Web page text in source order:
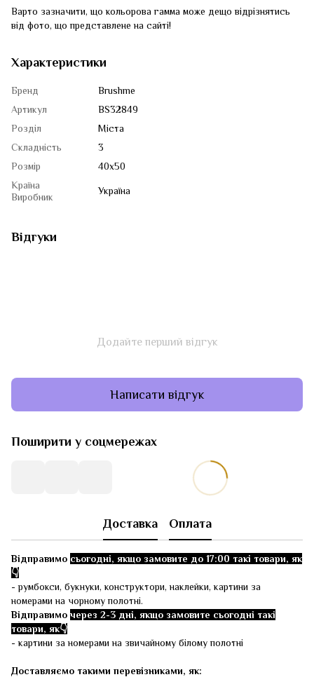
Варто зазначити, що кольорова гамма може дещо відрізнятись
від фото, що представлене на сайті!
Характеристики
Бренд
Brushme
Артикул
BS32849
Розділ
Міста
Складність
3
Розмір
40x50
Країна
Виробник
Україна
Відгуки
Додайте перший відгук
Написати відгук
Поширити у соцмережах
Доставка Оплата
Відправимо сьогодні, якщо замовите до 17:00 такі товари, як
👇
- румбокси, букнуки, конструктори, наклейки, картини за
номерами на чорному полотні.
Відправимо через 2-3 дні, якщо замовите сьогодні такі
товари, як👇
- картини за номерами на звичайному білому полотні
Доставляємо такими перевізниками, як: